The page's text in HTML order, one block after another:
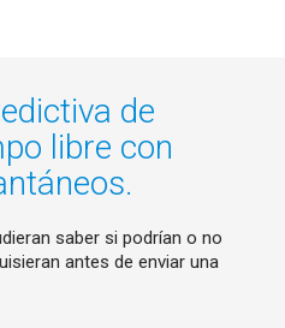
de
libre con
saber si podrían o no
antes de enviar una